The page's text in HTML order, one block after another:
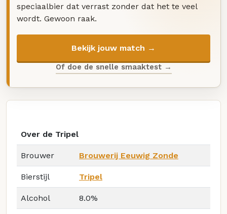
speciaalbier dat verrast zonder dat het te veel
wordt. Gewoon raak.
Bekijk jouw match →
Of doe de snelle smaaktest →
Over de Tripel
Brouwer Brouwerij Eeuwig Zonde
Bierstijl Tripel
Alcohol 8.0%